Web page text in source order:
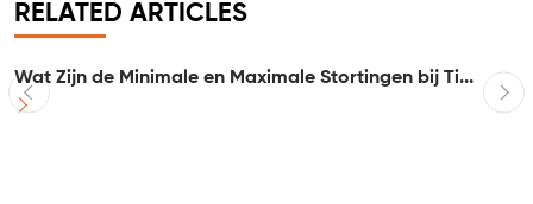
RELATED ARTICLES
Wat Zijn de Minimale en Maximale Stortingen bij Ti...